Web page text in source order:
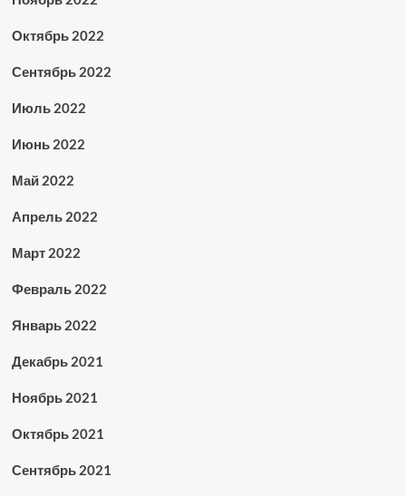
Октябрь 2022
Сентябрь 2022
Июль 2022
Июнь 2022
Май 2022
Апрель 2022
Март 2022
Февраль 2022
Январь 2022
Декабрь 2021
Ноябрь 2021
Октябрь 2021
Сентябрь 2021